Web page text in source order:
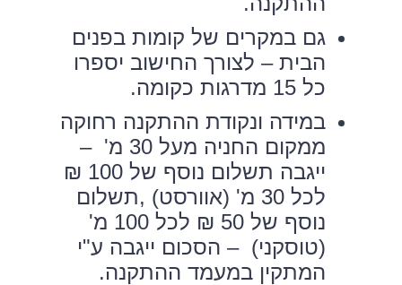
גם במקרים של קומות בפנים
הבית – לצורך החישוב יספרו
כל 15 מדרגות כקומה.
במידה ונקודת ההתקנה רחוקה
ממקום החניה מעל 30 מ' –
ייגבה תשלום נוסף של 100 ₪
לכל 30 מ' (אוורסט) ,תשלום
נוסף של 50 ₪ לכל 100 מ'
(טוסקני) – הסכום ייגבה ע"י
המתקין במעמד ההתקנה.